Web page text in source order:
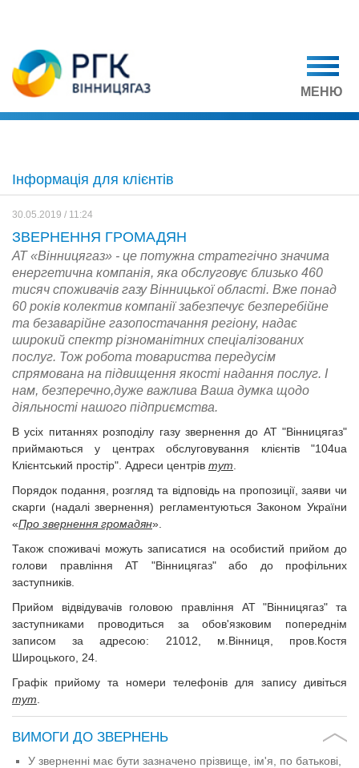
МЕНЮ
Інформація для клієнтів
30.05.2019 / 11:24
ЗВЕРНЕННЯ ГРОМАДЯН
АТ «Вінницягаз» - це потужна стратегічно значима
енергетична компанія, яка обслуговує близько 460
тисяч споживачів газу Вінницької області. Вже понад
60 років колектив компанії забезпечує безперебійне
та безаварійне газопостачання регіону, надає
широкий спектр різноманітних спеціалізованих
послуг. Тож робота товариства передусім
спрямована на підвищення якості надання послуг. І
нам, безперечно,дуже важлива Ваша думка щодо
діяльності нашого підприємства.
В усіх питаннях розподілу газу звернення до АТ "Вінницягаз"
приймаються у центрах обслуговування клієнтів "104ua
Клієнтський простір". Адреси центрів тут
Порядок подання, розгляд та відповідь на пропозиції, заяви чи
скарги (надалі звернення) регламентуються Законом України
«Про звернення громадян».
Також споживачі можуть записатися на особистий прийом до
голови правління АТ "Вінницягаз" або до профільних
заступників.
Прийом відвідувачів головою правління АТ "Вінницягаз" та
заступниками проводиться за обов'язковим попереднім
записом за адресою: 21012, м.Вінниця, пров.Костя
Широцького, 24.
Графік прийому та номери телефонів для запису дивіться
тут
ВИМОГИ ДО ЗВЕРНЕНЬ
У зверненні має бути зазначено прізвище, ім'я, по батькові,